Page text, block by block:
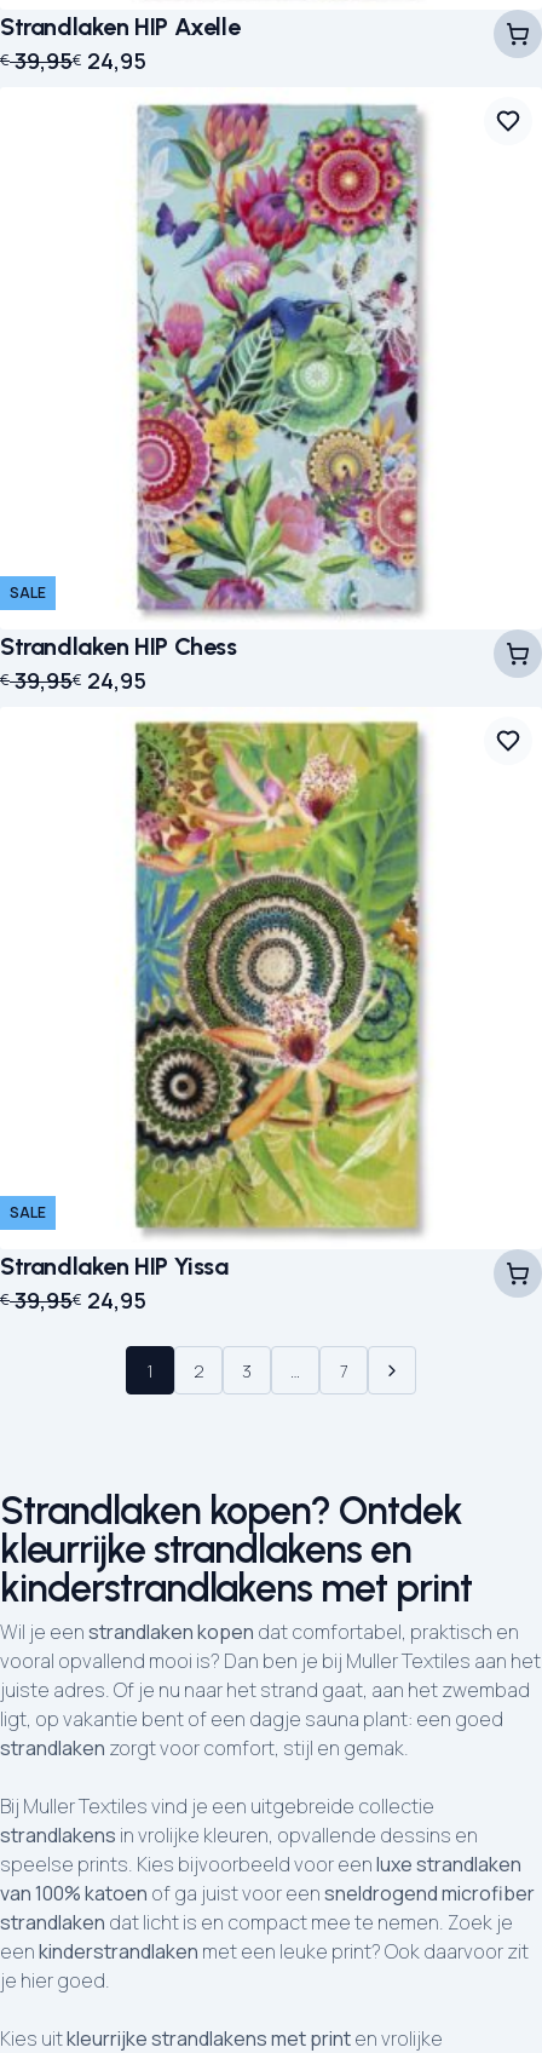
Strandlaken HIP Axelle
€39,95
Oorspronkelijke prijs was: € 39,95.
€ 24,95
Huidige prijs is: € 24,95.
SALE
Strandlaken HIP Chess
€39,95
Oorspronkelijke prijs was: € 39,95.
€ 24,95
Huidige prijs is: € 24,95.
SALE
Strandlaken HIP Yissa
€39,95
Oorspronkelijke prijs was: € 39,95.
€ 24,95
Huidige prijs is: € 24,95.
1 2 3 7
Strandlaken kopen? Ontdek
kleurrijke strandlakens en
kinderstrandlakens met print
Wil je eenstrandlaken kopen dat comfortabel, praktisch en
vooral opvallend mooi is? Dan ben je bij Muller Textiles aan het
juiste adres. Of je nu naar het strand gaat, aan het zwembad
ligt, op vakantie bent of een dagje sauna plant: een goed
strandlaken zorgt voor comfort, stijl en gemak.
Bij Muller Textiles vind je een uitgebreide collectie
strandlakens in vrolijke kleuren, opvallende dessins en
speelse prints. Kies bijvoorbeeld voor eenluxe strandlaken
van 100% katoen of ga juist voor eensneldrogend microfiber
strandlaken dat licht is en compact mee te nemen. Zoek je
eenkinderstrandlaken met een leuke print? Ook daarvoor zit
je hier goed.
Kies uitkleurrijke strandlakens met printen vrolijke